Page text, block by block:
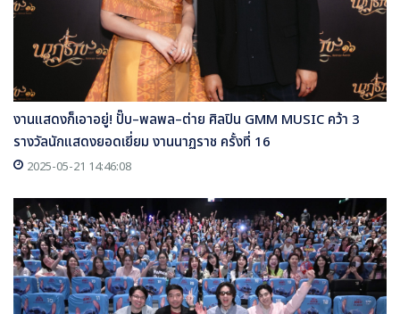
งานแสดงก็เอาอยู่! ปั๊บ–พลพล–ต่าย ศิลปิน GMM MUSIC คว้า 3
รางวัลนักแสดงยอดเยี่ยม งานนาฏราช ครั้งที่ 16
2025-05-21 14:46:08